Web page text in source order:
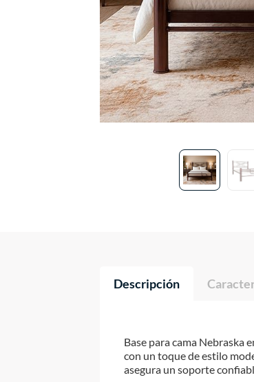
Descripción
Base para cama Nebraska
con un toque de estilo
asegura un soporte